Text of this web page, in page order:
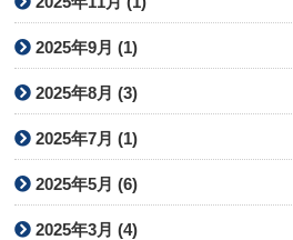
2025年9月 (1)
2025年8月 (3)
2025年7月 (1)
2025年5月 (6)
2025年3月 (4)